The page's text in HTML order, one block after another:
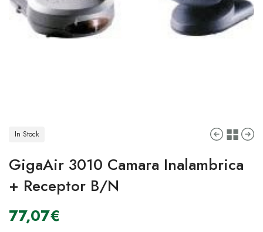
In Stock
GigaAir 3010 Camara Inalambrica
+ Receptor B/N
77,07€